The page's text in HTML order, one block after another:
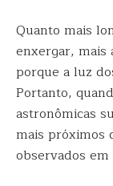
Quanto mais
enxergar, mais
porque a luz
Portanto,
astronômicas
mais próximos
observados